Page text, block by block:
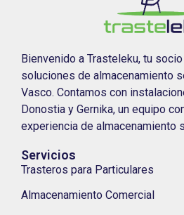
Bienvenido a Trasteleku, tu
soluciones de almacenamiento
Vasco. Contamos con
Donostia y Gernika, un equipo
experiencia de almacenamiento
Servicios
Trasteros para Particulares
Almacenamiento Comercial